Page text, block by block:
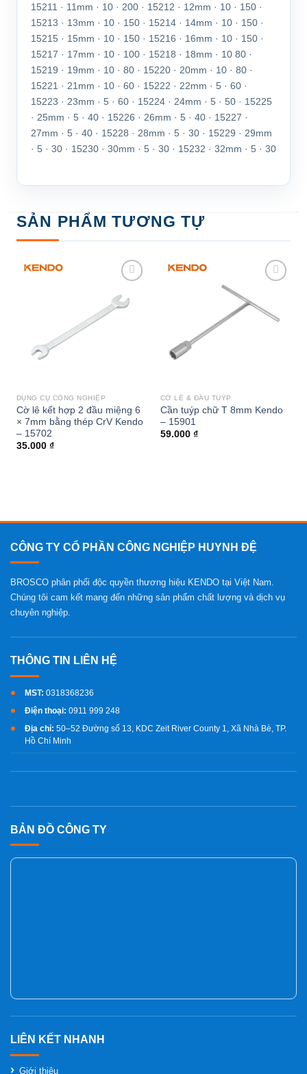
15211 · 11mm · 10 · 200 · 15212 · 12mm · 10 · 150 ·
15213 · 13mm · 10 · 150 · 15214 · 14mm · 10 · 150 ·
15215 · 15mm · 10 · 150 · 15216 · 16mm · 10 · 150 ·
15217 · 17mm · 10 · 100 · 15218 · 18mm · 10 80 ·
15219 · 19mm · 10 · 80 · 15220 · 20mm · 10 · 80 ·
15221 · 21mm · 10 · 60 · 15222 · 22mm · 5 · 60 ·
15223 · 23mm · 5 · 60 · 15224 · 24mm · 5 · 50 · 15225
· 25mm · 5 · 40 · 15226 · 26mm · 5 · 40 · 15227 ·
27mm · 5 · 40 · 15228 · 28mm · 5 · 30 · 15229 · 29mm
· 5 · 30 · 15230 · 30mm · 5 · 30 · 15232 · 32mm · 5 · 30
SẢN PHẨM TƯƠNG TỰ
wishlist
DỤNG CỤ CÔNG NGHIỆP
Cờ lê kết hợp 2 đầu miệng 6
× 7mm bằng thép CrV Kendo
– 15702
35.000 ₫
CỜ LÊ & ĐẦU TUÝP
Cần tuýp chữ T 8mm Kendo
– 15901
59.000 ₫
BẢN ĐỒ CÔNG TY
Giới thiệu
CÔNG TY CỔ PHẦN CÔNG NGHIỆP HUYNH ĐỆ
BROSCO phân phối độc quyền thương hiệu KENDO tại Việt Nam.
Chúng tôi cam kết mang đến những sản phẩm chất lượng và dịch vụ
chuyên nghiệp.
MST: 0318368236
Điện thoại: 0911 999 248
Địa chỉ: 50–52 Đường số 13, KDC Zeit River County 1, Xã Nhà Bè, TP.
Hồ Chí Minh